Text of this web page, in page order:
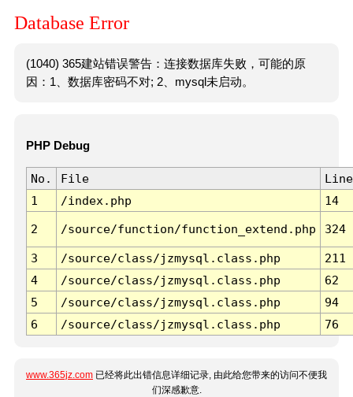
Database Error
(1040) 365建站错误警告：连接数据库失败，可能的原
因：1、数据库密码不对; 2、mysql未启动。
PHP Debug
No. File
Line
1
/index.php 14
2 /source/function/function_extend.php 324
3 /source/class/jzmysql.class.php
211
4
/source/class/jzmysql.class.php
62
5
/source/class/jzmysql.class.php
94
6
/source/class/jzmysql.class.php 76
www.365jz.com 已经将此出错信息详细记录, 由此给您带来的访问不便我
们深感歉意.